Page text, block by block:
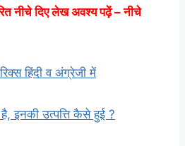
नीचे दिए लेख अवश्य पढ़ें – नीचे
हिंदी व अंग्रेजी में
इनकी उत्पत्ति कैसे हुई ?